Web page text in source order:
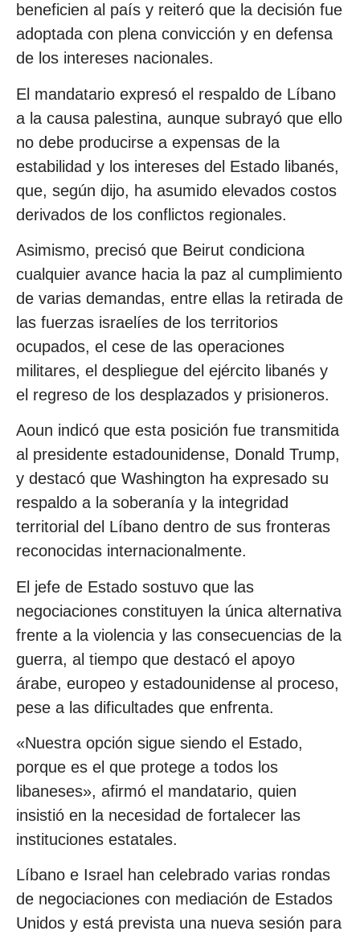
beneficien al país y reiteró que la decisión fue
adoptada con plena convicción y en defensa
de los intereses nacionales.
El mandatario expresó el respaldo de Líbano
a la causa palestina, aunque subrayó que ello
no debe producirse a expensas de la
estabilidad y los intereses del Estado libanés,
que, según dijo, ha asumido elevados costos
derivados de los conflictos regionales.
Asimismo, precisó que Beirut condiciona
cualquier avance hacia la paz al cumplimiento
de varias demandas, entre ellas la retirada de
las fuerzas israelíes de los territorios
ocupados, el cese de las operaciones
militares, el despliegue del ejército libanés y
el regreso de los desplazados y prisioneros.
Aoun indicó que esta posición fue transmitida
al presidente estadounidense, Donald Trump,
y destacó que Washington ha expresado su
respaldo a la soberanía y la integridad
territorial del Líbano dentro de sus fronteras
reconocidas internacionalmente.
El jefe de Estado sostuvo que las
negociaciones constituyen la única alternativa
frente a la violencia y las consecuencias de la
guerra, al tiempo que destacó el apoyo
árabe, europeo y estadounidense al proceso,
pese a las dificultades que enfrenta.
«Nuestra opción sigue siendo el Estado,
porque es el que protege a todos los
libaneses», afirmó el mandatario, quien
insistió en la necesidad de fortalecer las
instituciones estatales.
Líbano e Israel han celebrado varias rondas
de negociaciones con mediación de Estados
Unidos y está prevista una nueva sesión para